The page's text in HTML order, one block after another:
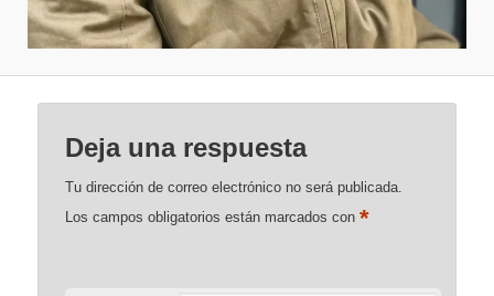
Deja una respuesta
Tu dirección de correo electrónico no será publicada.
Los campos obligatorios están marcados con*